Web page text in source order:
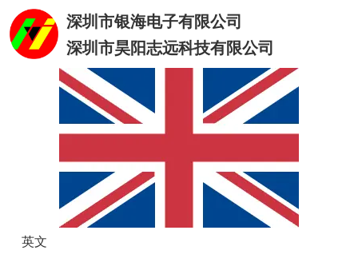
深圳市银海电子有限公司
深圳市昊阳志远科技有限公司
英文